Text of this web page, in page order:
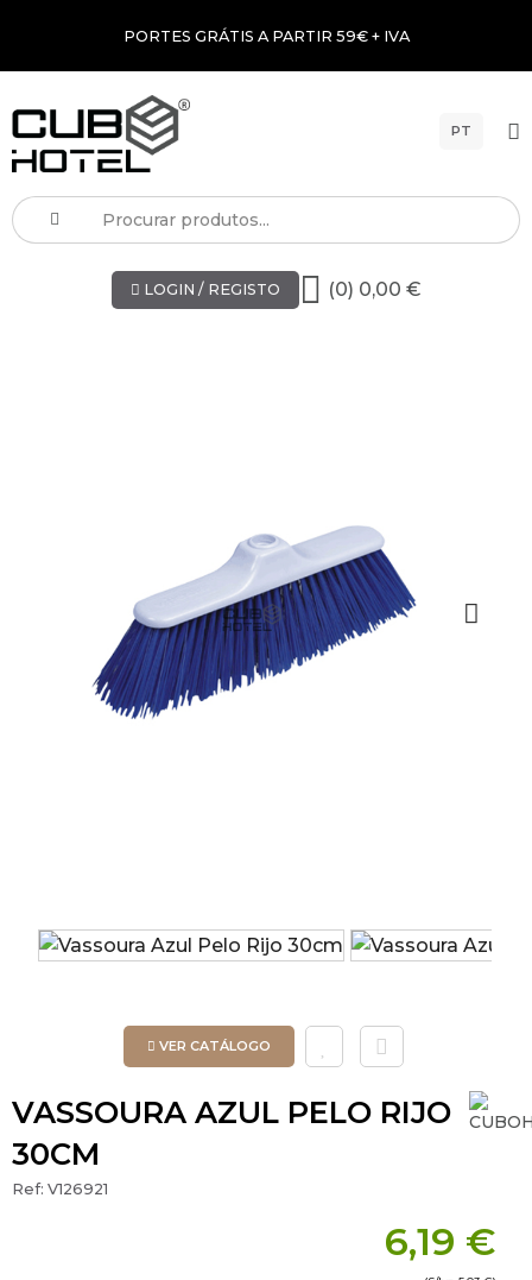
PORTES GRÁTIS A PARTIR 59€ + IVA
PT
LOGIN / REGISTO (0) 0,00 €
VER CATÁLOGO
VASSOURA AZUL PELO RIJO
30CM
Ref: V126921
6,19 €